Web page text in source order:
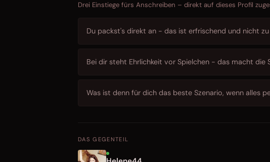
Drei Einstiege fürs Anschreiben – direkt auf dieses Profil
Du packst's direkt an - das ist erfrischend und nicht
Bei dir steht Ehrlichkeit vor Spielchen - das macht die
Was ist denn für dich das beste Szenario, wenn alles
DAS GEGENTEIL